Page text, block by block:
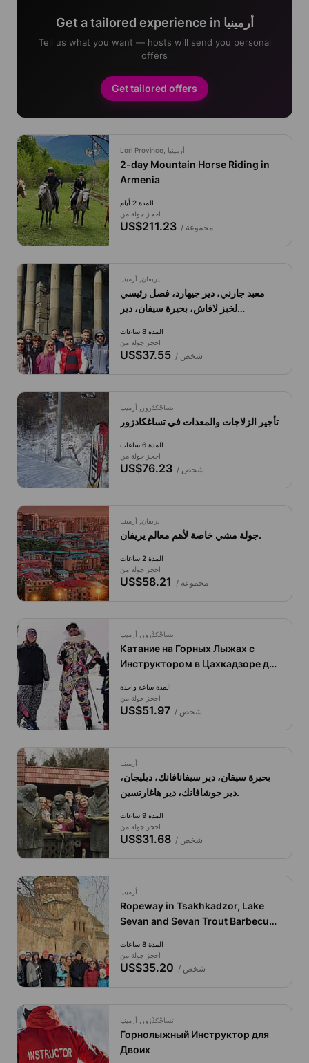
Get a tailored experience in أرمينيا
Tell us what you want — hosts will send you personal
offers
Get tailored offers
Lori Province, أرمينيا
2-day Mountain Horse Riding in
Armenia
المدة 2 أيام
احجز جولة من
US$211.23 / مجموعة
يريفان, أرمينيا
معبد جارني، دير جيهارد، فصل رئيسي
لخبز لافاش، بحيرة سيفان، دير
المدة 8 ساعات
احجز جولة من
US$37.55 / شخص
تساجْكدْزور, أرمينيا
تأجير الزلاجات والمعدات في تساغكادزور
المدة 6 ساعات
احجز جولة من
US$76.23 / شخص
يريفان, أرمينيا
جولة مشي خاصة لأهم معالم يريفان.
المدة 2 ساعات
احجز جولة من
US$58.21 / مجموعة
تساجْكدْزور, أرمينيا
Катаниe на Горных Лыжах с
Инструктором в Цахкадзоре для
المدة ساعة واحدة
احجز جولة من
US$51.97 / شخص
أرمينيا
بحيرة سيفان، دير سيفانافانك، ديليجان،
دير جوشافانك، دير هاغارتسين.
المدة 9 ساعات
احجز جولة من
US$31.68 / شخص
أرمينيا
Ropeway in Tsakhkadzor, Lake
Sevan and Sevan Trout Barbecue
المدة 8 ساعات
احجز جولة من
US$35.20 / شخص
تساجْكدْزور, أرمينيا
Горнолыжный Инструктор для
Двоих